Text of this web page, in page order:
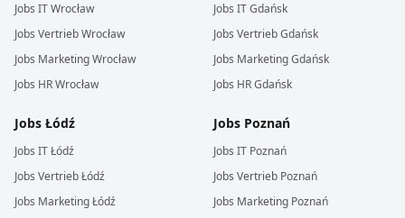
Jobs ITWrocław
Jobs VertriebWrocław
Jobs MarketingWrocław
Jobs HRWrocław
Jobs ITGdańsk
Jobs VertriebGdańsk
Jobs MarketingGdańsk
Jobs HRGdańsk
Jobs Łódź
Jobs ITŁódź
Jobs VertriebŁódź
Jobs MarketingŁódź
Jobs Poznań
Jobs IT Poznań
Jobs Vertrieb Poznań
Jobs Marketing Poznań